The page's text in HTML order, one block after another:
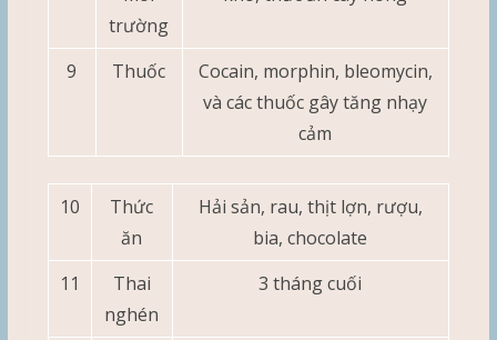
trường
9 Thuốc
Cocain, morphin, bleomycin,
và các thuốc gây tăng nhạy
cảm
10
Thức
ăn
Hải sản, rau, thịt lợn, rượu,
bia, chocolate
11
Thai
nghén
3 tháng cuối